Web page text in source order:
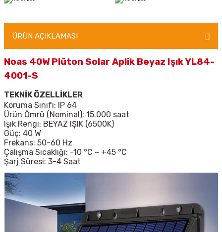
ÜRÜN AÇIKLAMASI
Noas 40W Plüton Solar Aplik Beyaz Işık YL84-
4001-S
TEKNİK ÖZELLİKLER
Koruma Sınıfı: IP 64
Ürün Ömrü (Nominal): 15.000 saat
Işık Rengi: BEYAZ IŞIK (6500K)
Güç: 40 W
Frekans: 50-60 Hz
Çalışma Sıcaklığı: -10 °C ~ +45 °C
Şarj Süresi: 3-4 Saat